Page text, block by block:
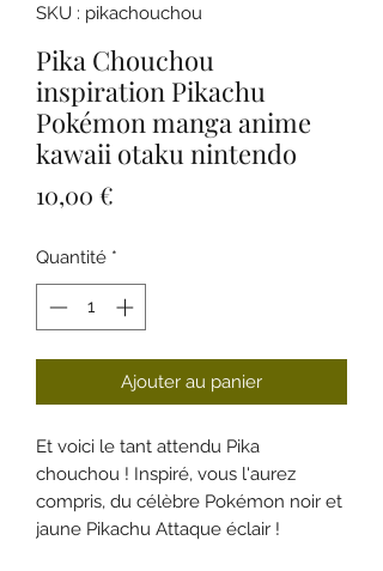
SKU : pikachouchou
Pika Chouchou
inspiration Pikachu
Pokémon manga anime
kawaii otaku nintendo
10,00 €
Quantité *
Ajouter au panier
Et voici le tant attendu Pika
chouchou ! Inspiré, vous l'aurez
compris, du célèbre Pokémon noir et
jaune Pikachu Attaque éclair !